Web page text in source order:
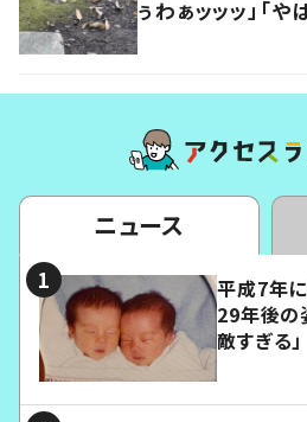
ぅわぁッッッ」「や
ニュース
平成7年
29年後の
敵すぎる」